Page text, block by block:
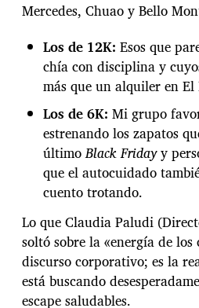
o
z
a
p
a
o
s
d
e
F
r
m
a
t
o
d
Mercedes, Chuao y Bello
Los de 12K: Esos que
chía con disciplina y
más que un alquiler en
Los de 6K: Mi grupo
estrenando los zapatos
últimoBlack Fridayy
que el autocuidado
cuento trotando.
Lo que Claudia Paludi
soltó sobre la «energía de los
discurso corporativo; es la
está buscando
escape saludables.